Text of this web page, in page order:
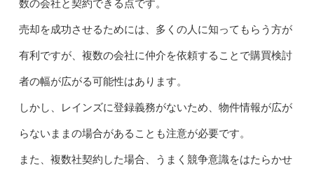
数の会社と契約できる点です。
売却を成功させるためには、多くの人に知ってもらう方が
有利ですが、複数の会社に仲介を依頼することで購買検討
者の幅が広がる可能性はあります。
しかし、レインズに登録義務がないため、物件情報が広が
らないままの場合があることも注意が必要です。
また、複数社契約した場合、うまく競争意識をはたらかせ